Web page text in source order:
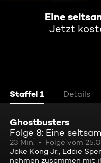
Eine
Jetzt
Staffel 1 Details
Ghostbusters
Folge 8: Eine
23 Min. Folge vom
Jake Kong Jr., Eddie
nehmen zusammen mit